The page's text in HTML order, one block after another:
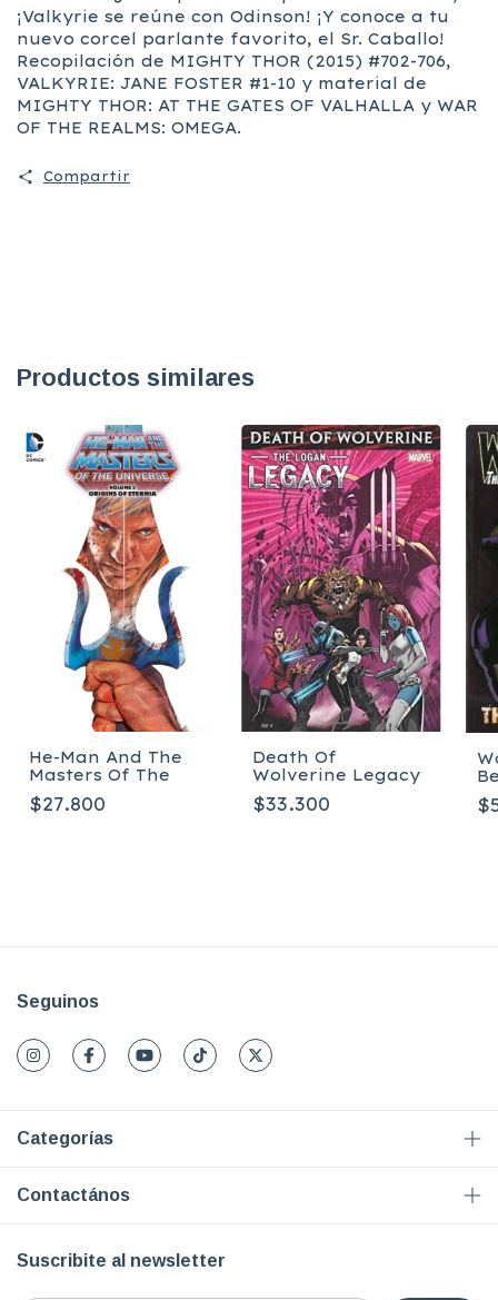
¡Valkyrie se reúne con Odinson! ¡Y conoce a tu
nuevo corcel parlante favorito, el Sr. Caballo!
Recopilación de MIGHTY THOR (2015) #702-706,
VALKYRIE: JANE FOSTER #1-10 y material de
MIGHTY THOR: AT THE GATES OF VALHALLA y WAR
OF THE REALMS: OMEGA.
Compartir
Productos similares
He-Man And The
Masters Of The
$27.800
Death Of
Wolverine Legacy
$33.300
Seguinos
Categorías
Contactános
Suscribite al newsletter